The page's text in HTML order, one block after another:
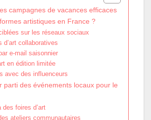
campagnes de vacances efficaces
artistiques en France ?
sur les réseaux sociaux
d’art collaboratives
e-mail saisonnier
en édition limitée
avec des influenceurs
parti des événements locaux pour le
des foires d’art
ateliers communautaires